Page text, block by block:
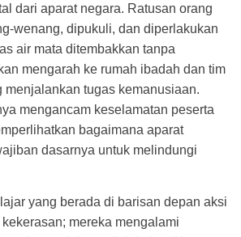
dari aparat negara. Ratusan orang
wenang, dipukuli, dan diperlakukan
air mata ditembakkan tanpa
mengarah ke rumah ibadah dan tim
menjalankan tugas kemanusiaan.
mengancam keselamatan peserta
bagaimana aparat
dasarnya untuk melindungi
yang berada di barisan depan aksi
mereka mengalami